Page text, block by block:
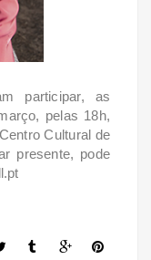
participar, as
pelas 18h,
Cultural de
presente, pode